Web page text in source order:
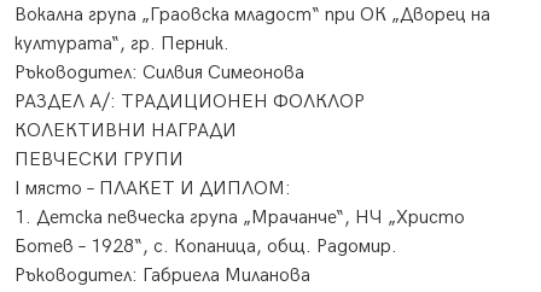
Вокална група „Граовска младост“ при ОК „Дворец на
културата“, гр. Перник.
Ръководител: Силвия Симеонова
РАЗДЕЛ А/: ТРАДИЦИОНЕН ФОЛКЛОР
КОЛЕКТИВНИ НАГРАДИ
ПЕВЧЕСКИ ГРУПИ
І място – ПЛАКЕТ И ДИПЛОМ:
1. Детска певческа група „Мрачанче“, НЧ „Христо
Ботев – 1928“, с. Копаница, общ. Радомир.
Ръководител: Габриела Миланова